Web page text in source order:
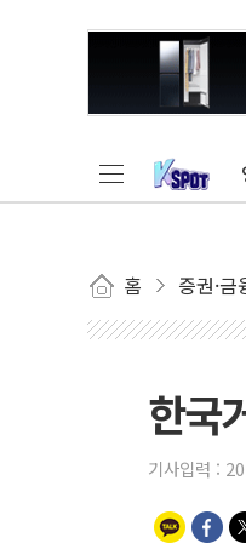
홈 증권·금
한국
기사입력 :